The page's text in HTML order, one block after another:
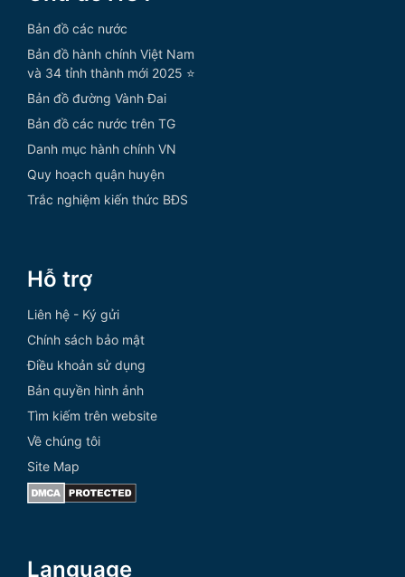
Bản đồ các nước
Bản đồ hành chính Việt Nam
và 34 tỉnh thành mới 2025 ⭐
Bản đồ đường Vành Đai
Bản đồ các nước trên TG
Danh mục hành chính VN
Quy hoạch quận huyện
Trắc nghiệm kiến thức BĐS
Hỗ trợ
Liên hệ - Ký gửi
Chính sách bảo mật
Điều khoản sử dụng
Bản quyền hình ảnh
Tìm kiếm trên website
Về chúng tôi
Site Map
Language